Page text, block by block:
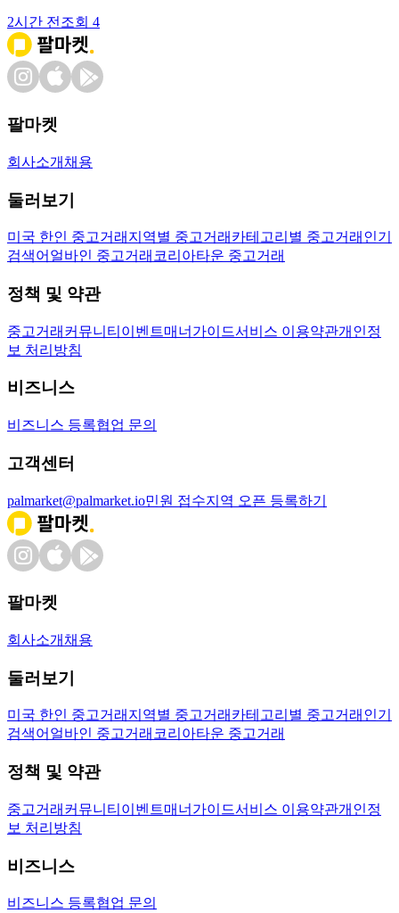
2시간 전 조회 4
팔마켓
회사소개 채용
둘러보기
미국 한인 중고거래 지역별 중고거래 카테고리별 중고거래 인기
검색어 얼바인 중고거래 코리아타운 중고거래
정책 및 약관
중고거래 커뮤니티 이벤트매너가이드서비스 이용약관개인정
보 처리방침
비즈니스
비즈니스 등록협업 문의
고객센터
palmarket@palmarket.io민원 접수지역 오픈 등록하기
팔마켓
회사소개 채용
둘러보기
미국 한인 중고거래 지역별 중고거래 카테고리별 중고거래 인기
검색어 얼바인 중고거래 코리아타운 중고거래
정책 및 약관
중고거래 커뮤니티 이벤트매너가이드서비스 이용약관개인정
보 처리방침
비즈니스
비즈니스 등록협업 문의